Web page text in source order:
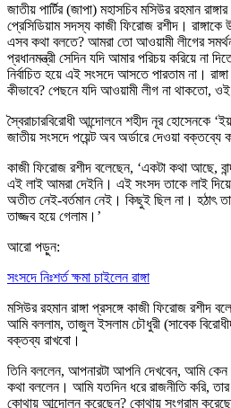
জাতীয় পার্টির (জাপা) মহাসচিব মসিউর রহমান
প্রেসিডিয়াম সদস্য কাজী ফিরোজ রশীদ। রাঙ্গাকে
এসব কথা বলতে? আমরা তো আওয়ামী লীগের
প্রধানমন্ত্রী সেদিন যদি আমার পরিচয় করিয়ে না
নির্বাচিত হয়ে এই সংসদে আসতে পারতাম না।
কীভাবে? পেছনে যদি আওয়ামী লীগ না থাকতো,
স্বৈরাচারবিরোধী আন্দোলনে শহীদ নূর হোসেনকে
জাতীয় সংসদে পয়েন্ট অব অর্ডারে দেওয়া
কাজী ফিরোজ রশীদ বলেছেন, ‘একটা কথা আছে,
এই লাই আমরা দেইনি। এই সংসদ তাকে লাই
অতীত নেই-বর্তমান নেই। কিছুই ছিল না। হঠাৎ
তাজ্জব হয়ে গেলাম।’
আরো পড়ুন:
সংসদে নিঃশর্ত ক্ষমা চাইলেন রাঙ্গা
মসিউর রহমান রাঙ্গা প্রসঙ্গে কাজী ফিরোজ রশীদ
আমি বললাম, তাজুল ইসলাম চৌধুরী (সাবেক
বক্তব্য রাখবো।
তিনি বললেন, আপনারটা আপনি দেখবেন, আমি কেন
কথা বললেন। আমি যতদিন ধরে রাজনীতি করি,
কোথায় আন্দোলন করেছেন? কোথায় সংগ্রাম